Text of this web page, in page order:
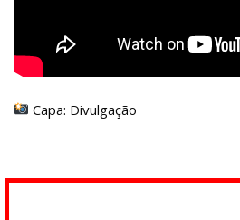
Capa: Divulgação